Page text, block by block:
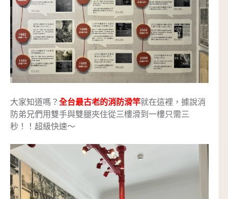
大家知道嗎？ 全台最古老的消防滑竿就在這裡，據說消
防弟兄們用雙手與雙腿夾住從三樓滑到一樓只需三
秒！！超級快速～